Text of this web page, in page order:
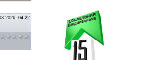
04:22